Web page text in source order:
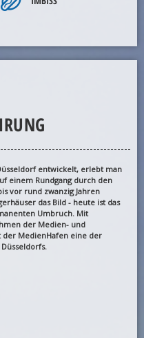
entwickelt, erlebt man
einem Rundgang durch den
vor rund zwanzig Jahren
das Bild - heute ist das
Umbruch. Mit
der Medien- und
MedienHafen eine der